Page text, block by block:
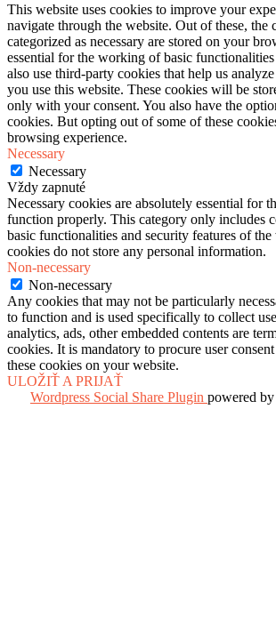
This website uses cookies to improve your
navigate through the website. Out of these, the
categorized as necessary are stored on your
essential for the working of basic
also use third-party cookies that help us
you use this website. These cookies will be
only with your consent. You also have the
cookies. But opting out of some of these
browsing experience.
Necessary
Necessary
Vždy zapnuté
Necessary cookies are absolutely essential for
function properly. This category only includes
basic functionalities and security features of the
cookies do not store any personal information.
Non-necessary
Non-necessary
Any cookies that may not be particularly
to function and is used specifically to collect
analytics, ads, other embedded contents are
cookies. It is mandatory to procure user
these cookies on your website.
ULOŽIŤ A PRIJAŤ
Wordpress Social Share Plugin powered